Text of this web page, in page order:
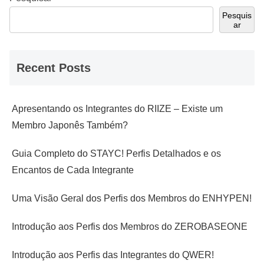
Pesquis
ar
Recent Posts
Apresentando os Integrantes do RIIZE – Existe um
Membro Japonês Também?
Guia Completo do STAYC! Perfis Detalhados e os
Encantos de Cada Integrante
Uma Visão Geral dos Perfis dos Membros do ENHYPEN!
Introdução aos Perfis dos Membros do ZEROBASEONE
Introdução aos Perfis das Integrantes do QWER!